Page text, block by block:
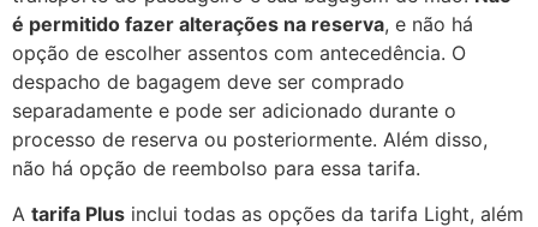
é permitido fazer alterações na reserva, e não há
opção de escolher assentos com antecedência. O
despacho de bagagem deve ser comprado
separadamente e pode ser adicionado durante o
processo de reserva ou posteriormente. Além disso,
não há opção de reembolso para essa tarifa.
A tarifa Plus inclui todas as opções da tarifa Light, além